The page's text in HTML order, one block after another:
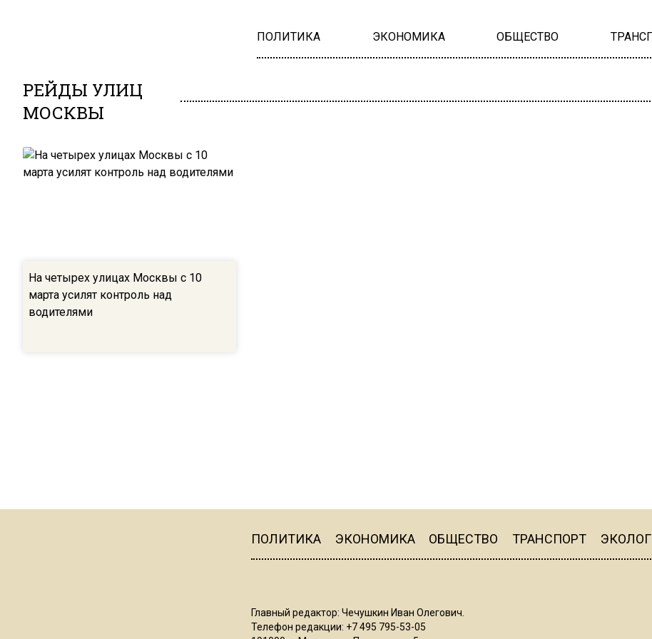
ПОЛИТИКА ЭКОНОМИКА ОБЩЕСТВО
РЕЙДЫ УЛИЦ
МОСКВЫ
На четырех улицах Москвы с 10
марта усилят контроль над
водителями
ПОЛИТИКА ЭКОНОМИКА ОБЩЕСТВО ТРАНСПОРТ
Главный редактор: Чечушкин Иван Олегович.
Телефон редакции: +7 495 795-53-05